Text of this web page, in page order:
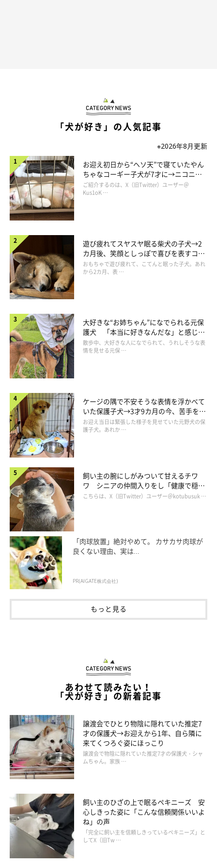
と飼い主さん。
@mugi_iriomote
むぎちゃんと会った日、ケージからむぎちゃんを抱き上げて地面
におろしてあげると、しっぽを振って飼い主さんの足にスリスリ
と寄ってきてくれたのだそう。そのむぎちゃんの姿を見たとき
に、「家族になろう」と決意します。
こうしてむぎちゃんは、飼い主さんご夫婦が暮らす沖縄県の西表
島にやってきたのでした。
むぎちゃんは「人たらし」な一面も!?
「犬が好き」の人気記事
※2026年8月更新
お迎え初日から“ヘソ天”で寝ていたやん
ちゃなコーギー子犬が7才に→ニコニ
コ“コーギースマイル”が魅力のコに成
長！
ご紹介するのは、X（旧Twitter）ユーザー＠
Kus1oK …
遊び疲れてスヤスヤ眠る柴犬の子犬→2
カ月後、笑顔としっぽで喜びを表すコに
成長！
おもちゃで遊び疲れて、こてんと眠った子犬。あれ
から2カ月、表 …
大好きな“お姉ちゃん”になでられる元保
護犬 「本当に好きなんだな」と感じる
表情にほっこり
散歩中、大好きな人になでられて、うれしそうな表
情を見せる元保 …
ケージの隅で不安そうな表情を浮かべて
いた保護子犬→3才9カ月の今、苦手を克
服し頼もしいコに成長！
お迎え当日は緊張した様子を見せていた元野犬の保
護子犬。あれか …
飼い主の腕にしがみついて甘えるチワ
ワ シニアの仲間入りをし「健康で穏や
かな暮らしが続いてほしい」と願う
こちらは、X（旧Twitter）ユーザー＠kotubusuk …
「肉球放置」絶対やめて。 カサカサ肉球が
良くない理由、実は...
PR(AIGATE株式会社)
もっと見る
あわせて読みたい！
「犬が好き」の新着記事
譲渡会でひとり物陰に隠れていた推定7
才の保護犬→お迎えから1年、自ら隣に
来てくつろぐ姿にほっこり
譲渡会で物陰に隠れていた推定7才の保護犬・シャ
ムちゃん。家族 …
飼い主のひざの上で眠るペキニーズ 安
心しきった姿に「こんな信頼関係いいよ
ね」の声
「完全に飼い主を信頼しきっているペキニーズ」と
してX（旧Tw …